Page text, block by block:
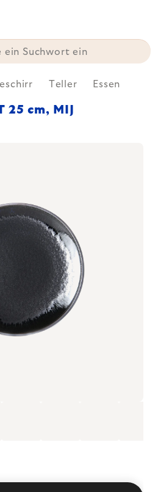
Teller Essen
25 cm, MIJ